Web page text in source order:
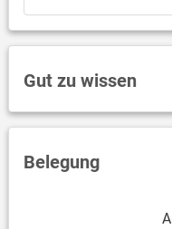
Gut zu wissen
Belegung